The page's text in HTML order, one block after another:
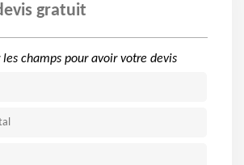
gratuit
champs pour avoir votre devis